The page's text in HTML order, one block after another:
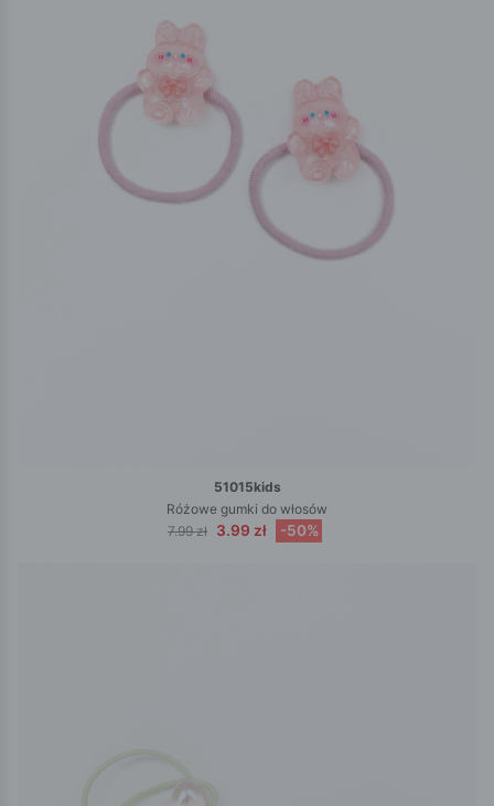
51015kids
Różowe gumki do włosów
7.99 zł 3.99 zł -50%